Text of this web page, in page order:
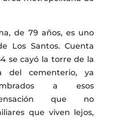
de 79 años, es uno
Los Santos. Cuenta
se cayó la torre de la
del cementerio, ya
a esos
que no
que viven lejos,